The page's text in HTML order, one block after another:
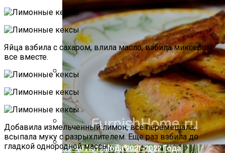
Компактно, Красиво, Удобно: 7
Нестандартных Идей Для Хранения
Обуви
Летние Образы Для Девушек И Женщин
20–40 Лет: Мода 2021–2022 Года
Яйца взбила с сахаром, влила масло, взбила миксером
все вместе.
Добавила измельченный лимон, все перемешала,
всыпала муку с разрыхлителем. Еще раз взбила до
гладкой однородной массы.